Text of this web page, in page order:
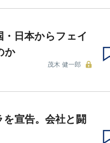
日本からフェイ
か
茂木 健一郎
宣告。会社と闘